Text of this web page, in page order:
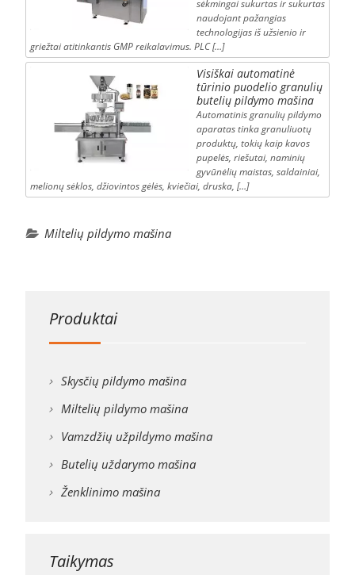
sėkmingai sukurtas ir sukurtas
naudojant pažangias
technologijas iš užsienio ir
griežtai atitinkantis GMP reikalavimus. PLC […]
Visiškai automatinė
tūrinio puodelio granulių
butelių pildymo mašina
Automatinis granulių pildymo
aparatas tinka granuliuotų
produktų, tokių kaip kavos
pupelės, riešutai, naminių
gyvūnėlių maistas, saldainiai,
melionų sėklos, džiovintos gėlės, kviečiai, druska, […]
Miltelių pildymo mašina
Produktai
Skysčių pildymo mašina
Miltelių pildymo mašina
Vamzdžių užpildymo mašina
Butelių uždarymo mašina
Ženklinimo mašina
Taikymas